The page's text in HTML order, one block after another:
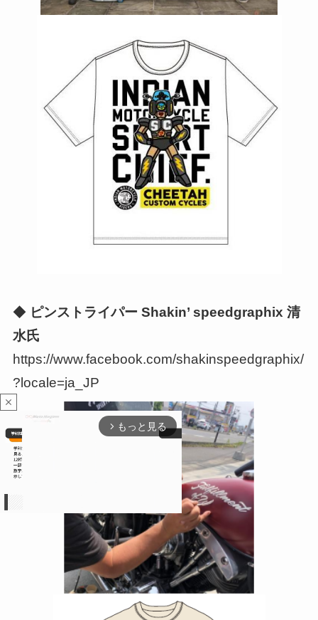
◆ピンストライパー Shakin’ speedgraphix 清
水氏
https://www.facebook.com/shakinspeedgraphix/
?locale=ja_JP
close
arrow_forward_ios もっと見る
M
u
t
e